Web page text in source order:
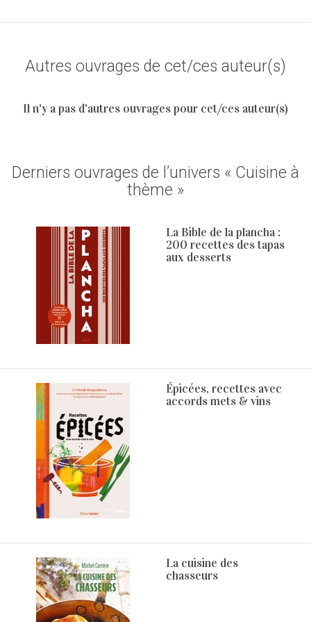
Autres ouvrages de cet/ces auteur(s)
Il n'y a pas d'autres ouvrages pour cet/ces auteur(s)
Derniers ouvrages de l’univers « Cuisine à
thème »
La Bible de la plancha :
200 recettes des tapas
aux desserts
Épicées, recettes avec
accords mets & vins
La cuisine des
chasseurs